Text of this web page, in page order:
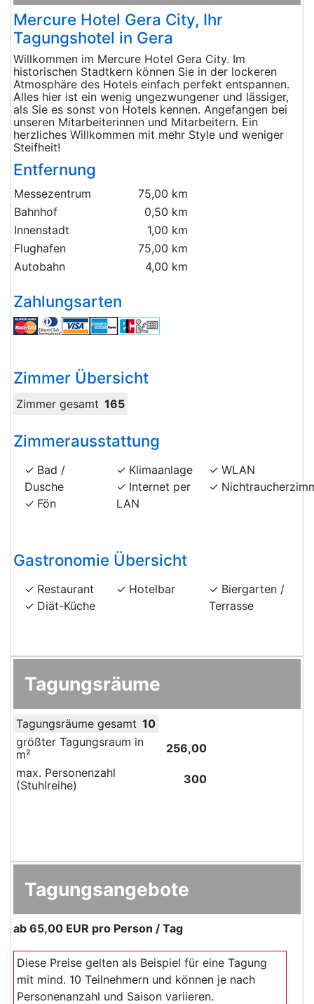
Mercure Hotel Gera City, Ihr
Tagungshotel in Gera
Willkommen im Mercure Hotel Gera City. Im
historischen Stadtkern können Sie in der lockeren
Atmosphäre des Hotels einfach perfekt entspannen.
Alles hier ist ein wenig ungezwungener und lässiger,
als Sie es sonst von Hotels kennen. Angefangen bei
unseren Mitarbeiterinnen und Mitarbeitern. Ein
herzliches Willkommen mit mehr Style und weniger
Steifheit!
Entfernung
Messezentrum
75,00 km
Bahnhof
0,50 km
Innenstadt
1,00 km
Flughafen
75,00 km
Autobahn
4,00 km
Zahlungsarten
Zimmer Übersicht
Zimmer gesamt 165
Zimmerausstattung
Bad /
Dusche
Fön
Klimaanlage
Internet per
LAN
WLAN
Gastronomie Übersicht
Restaurant
Diät-Küche
Hotelbar
Biergarten /
Terrasse
Tagungsräume
Tagungsräume gesamt 10
größter Tagungsraum in
m²
256,00
max. Personenzahl
(Stuhlreihe)
300
Tagungsangebote
ab 65,00 EUR pro Person / Tag
Diese Preise gelten als Beispiel für eine Tagung
mit mind. 10 Teilnehmern und können je nach
Personenanzahl und Saison variieren.